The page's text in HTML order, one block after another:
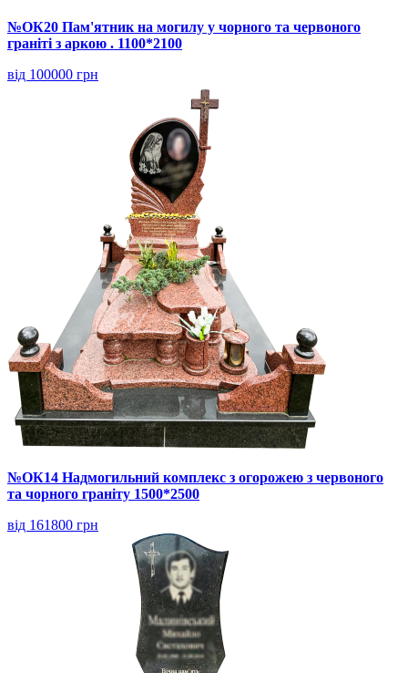
№ОК20 Пам'ятник на могилу у чорного та червоного
граніті з аркою . 1100*2100
від 100000 грн
№ОК14 Надмогильний комплекс з огорожею з червоного
та чорного граніту 1500*2500
від 161800 грн